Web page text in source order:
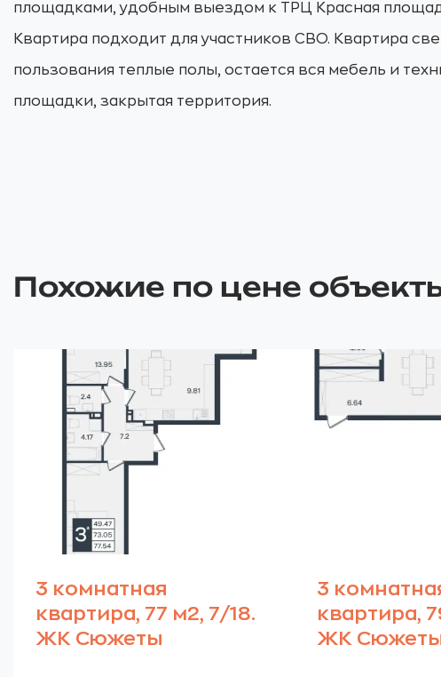
площадками, удобным выездом к ТРЦ Красная
Квартира подходит для участников СВО. Квартира
пользования теплые полы, остается вся мебель и
площадки, закрытая территория.
Похожие по цене
3 комнатная
квартира, 77 м2, 7/18.
ЖК Сюжеты
3
квартира,
ЖК